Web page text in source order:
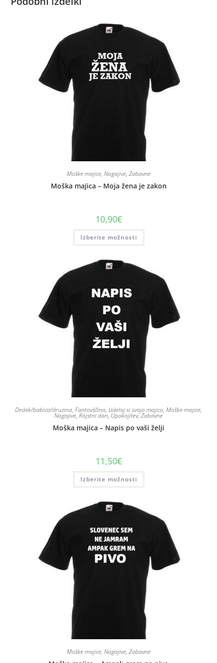
Moške majice, Nagajive, Zabavne
Moška majica – Moja žena je zakon
10,90€
Izberite možnosti
Dedek/babica/druzina, Fantovščina, Izdelaj si svojo majico, Moške majice,
Nagajive, Rojstni dan, Upokojitev,Zabavne
Moška majica – Napis po vaši želji
11,50€
Izberite možnosti
Moške majice, Nagajive, Zabavne